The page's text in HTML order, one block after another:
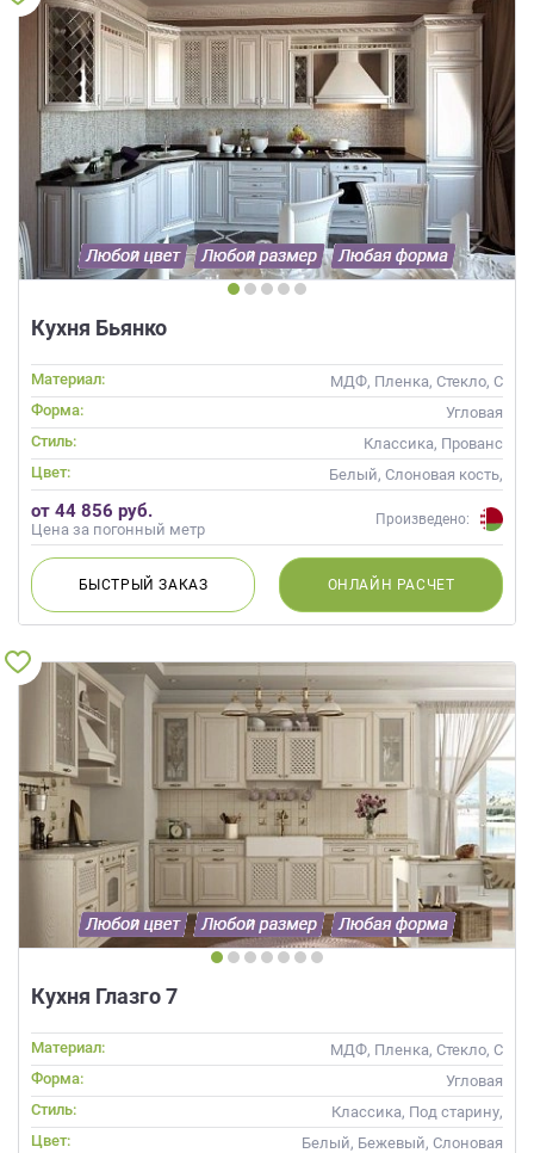
Кухня Бьянко
Материал:
МДФ, Пленка, Стекло, С
патиной
Форма:
Угловая
Стиль:
Классика, Прованс
Цвет:
Белый, Слоновая кость,
Кремовый, Капучино
от 44 856 руб.
Цена за погонный метр
Произведено:
БЫСТРЫЙЗАКАЗ ОНЛАЙН РАСЧЕТ
Кухня Глазго 7
Материал:
МДФ, Пленка, Стекло, С
патиной
Форма:
Угловая
Стиль:
Классика, Под старину,
Прованс
Цвет:
Белый, Бежевый, Слоновая